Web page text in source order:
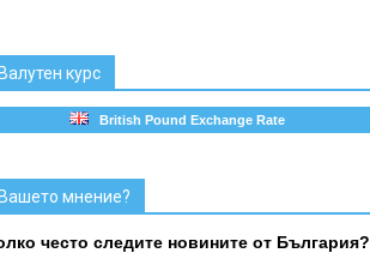
курс
British Pound Exchange Rate
мнение?
често следите новините от България?